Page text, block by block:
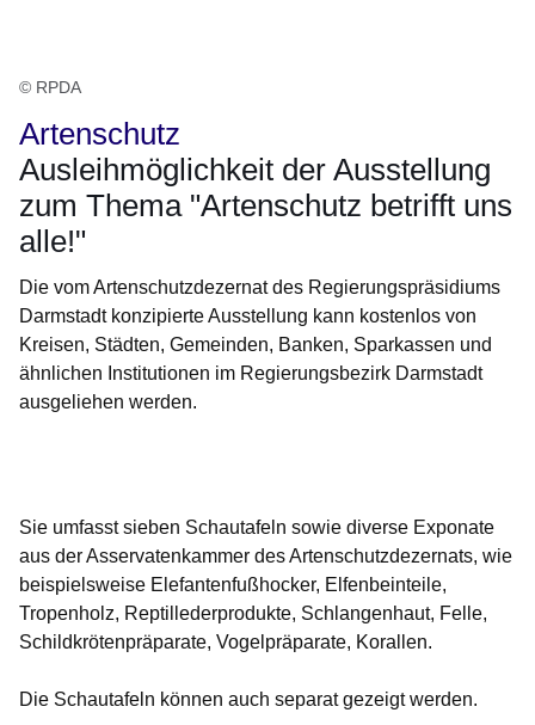
© RPDA
Artenschutz
Ausleihmöglichkeit der Ausstellung
zum Thema "Artenschutz betrifft uns
alle!"
Die vom Artenschutzdezernat des Regierungspräsidiums
Darmstadt konzipierte Ausstellung kann kostenlos von
Kreisen, Städten, Gemeinden, Banken, Sparkassen und
ähnlichen Institutionen im Regierungsbezirk Darmstadt
ausgeliehen werden.
Sie umfasst sieben Schautafeln sowie diverse Exponate
aus der Asservatenkammer des Artenschutzdezernats, wie
beispielsweise Elefantenfußhocker, Elfenbeinteile,
Tropenholz, Reptillederprodukte, Schlangenhaut, Felle,
Schildkrötenpräparate, Vogelpräparate, Korallen.
Die Schautafeln können auch separat gezeigt werden.